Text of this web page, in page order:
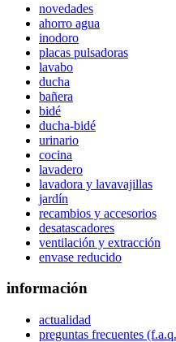
novedades
ahorro agua
inodoro
placas pulsadoras
lavabo
ducha
bañera
bidé
ducha-bidé
urinario
cocina
lavadero
lavadora y lavavajillas
jardín
recambios y accesorios
desatascadores
ventilación y extracción
envase reducido
información
actualidad
preguntas frecuentes